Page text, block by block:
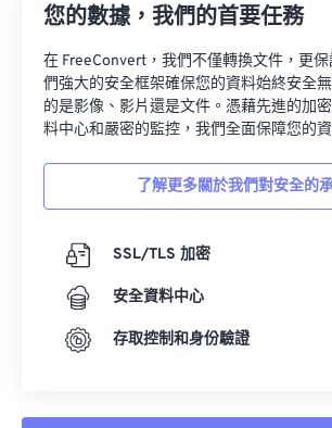
您的數據，我們的首要任務
在 FreeConvert，我們不僅轉換文件，更
們強大的安全框架確保您的資料始終安全
的是影像、影片還是文件。憑藉先進的加
料中心和嚴密的監控，我們全面保障您的資
了解更多關於我們對安全的
SSL/TLS 加密
安全資料中心
存取控制和身份驗證